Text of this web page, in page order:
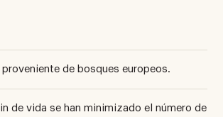
proveniente de bosques europeos.
de vida se han minimizado el número de